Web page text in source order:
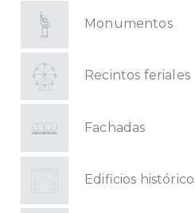
Monumentos
Recintos feriales
Fachadas
Edificios